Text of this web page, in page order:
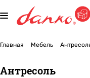
Главная Мебель
Антресоль